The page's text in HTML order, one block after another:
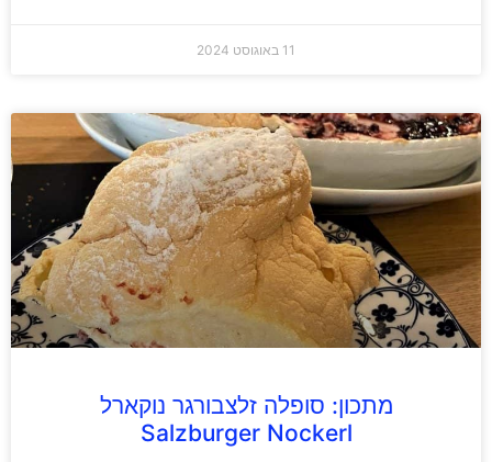
11 באוגוסט 2024
מתכון: סופלה זלצבורגר נוקארל
Salzburger Nockerl